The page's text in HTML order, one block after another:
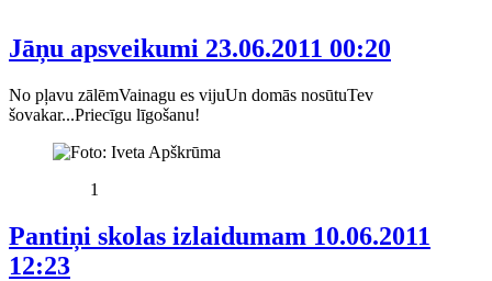
Jāņu apsveikumi 23.06.2011 00:20
No pļavu zālēmVainagu es vijuUn domās nosūtuTev
šovakar...Priecīgu līgošanu!
1
Pantiņi skolas izlaidumam 10.06.2011
12:23